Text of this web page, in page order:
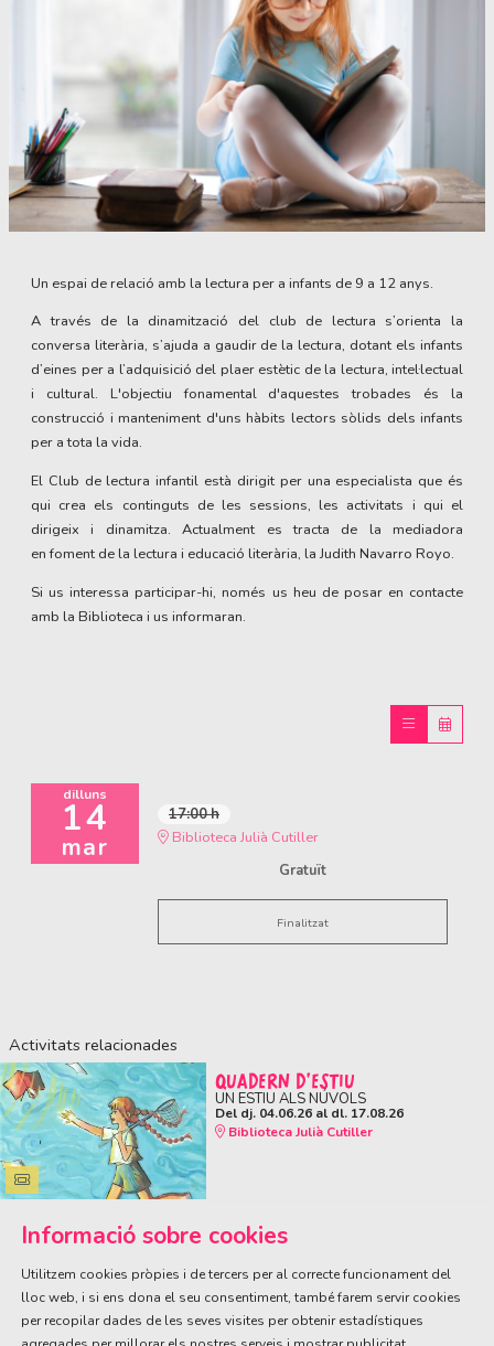
Un espai de relació amb la lectura per a infants de 9 a 12 anys.
A través de la dinamització del club de lectura s’orienta la
conversa literària, s’ajuda a gaudir de la lectura, dotant els infants
d’eines per a l’adquisició del plaer estètic de la lectura, intel·lectual
i cultural. L'objectiu fonamental d'aquestes trobades és la
construcció i manteniment d'uns hàbits lectors sòlids dels infants
per a tota la vida.
El Club de lectura infantil està dirigit per una especialista que és
qui crea els continguts de les sessions, les activitats i qui el
dirigeix i dinamitza. Actualment es tracta de la mediadora
en foment de la lectura i educació literària, la Judith Navarro Royo.
Si us interessa participar-hi, només us heu de posar en contacte
amb la Biblioteca i us informaran.
dilluns
14
mar
17:00 h
Biblioteca Julià Cutiller
Gratuït
Finalitzat
Activitats relacionades
QUADERN D'ESTIU
UN ESTIU ALS NÚVOLS
Del dj. 04.06.26al dl. 17.08.26
Biblioteca Julià Cutiller
ÀREA DE CULTURA
Informació sobre cookies
Utilitzem cookies pròpies i de tercers per al correcte funcionament del
lloc web, i si ens dona el seu consentiment, també farem servir cookies
per recopilar dades de les seves visites per obtenir estadístiques